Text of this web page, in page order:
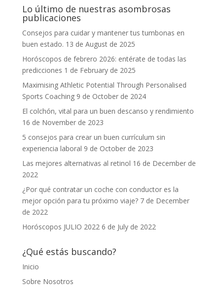
Lo último de nuestras asombrosas
publicaciones
Consejos para cuidar y mantener tus tumbonas en
buen estado. 13 de August de 2025
Horóscopos de febrero 2026: entérate de todas las
predicciones 1 de February de 2025
Maximising Athletic Potential Through Personalised
Sports Coaching 9 de October de 2024
El colchón, vital para un buen descanso y rendimiento
16 de November de 2023
5 consejos para crear un buen currículum sin
experiencia laboral 9 de October de 2023
Las mejores alternativas al retinol 16 de December de
2022
¿Por qué contratar un coche con conductor es la
mejor opción para tu próximo viaje? 7 de December
de 2022
Horóscopos JULIO 2022 6 de July de 2022
¿Qué estás buscando?
Inicio
Sobre Nosotros